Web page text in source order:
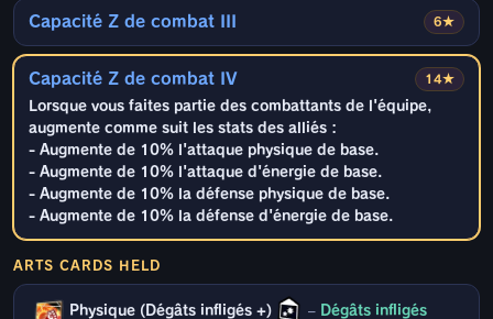
6★
Capacité Z de combat III
14★
Capacité Z de combat IV
Lorsque vous faites partie des combattants de l'équipe,
augmente comme suit les stats des alliés :
- Augmente de 10% l'attaque physique de base.
- Augmente de 10% l'attaque d'énergie de base.
- Augmente de 10% la défense physique de base.
- Augmente de 10% la défense d'énergie de base.
ARTS CARDS HELD
Physique (Dégâts infligés +) – Dégâts infligés